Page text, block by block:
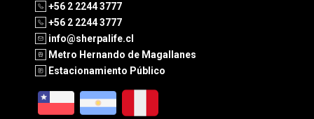
+56 2 2244 3777
+56 2 2244 3777
info@sherpalife.cl
Metro Hernando de Magallanes
Estacionamiento Público